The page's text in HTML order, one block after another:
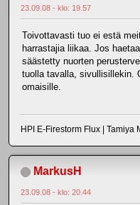
23.09.08 - klo: 19.57
Toivottavasti tuo ei estä
harrastajia liikaa. Jos
säästetty nuorten
tuolla tavalla, sivullisillekin.
omaisille.
HPI E-Firestorm Flux | Tamiya
MarkusH
23.09.08 - klo: 20.44